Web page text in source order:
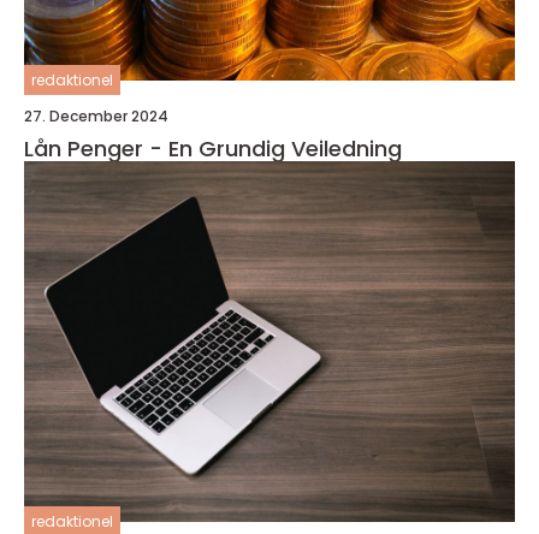
redaktionel
27. December 2024
Lån Penger - En Grundig Veiledning
redaktionel